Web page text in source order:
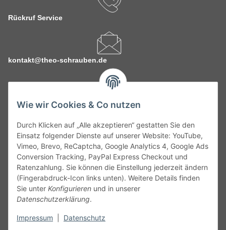
Wie wir Cookies & Co nutzen
Durch Klicken auf „Alle akzeptieren“ gestatten Sie den
Einsatz folgender Dienste auf unserer Website: YouTube,
Vimeo, Brevo, ReCaptcha, Google Analytics 4, Google Ads
Conversion Tracking, PayPal Express Checkout und
Ratenzahlung. Sie können die Einstellung jederzeit ändern
(Fingerabdruck-Icon links unten). Weitere Details finden
Sie unter Konfigurieren und in unserer
Datenschutzerklärung.
Impressum Datenschutz
Rückruf Service
kontakt@theo-schrauben.de
Service
Gesetzliche Informationen
Alle technischen Angaben ohne Gewähr. Irrtümer und fehlerhafte
Angaben vorbehalten. Wenn Sie Datenblätter oder spezielle
unseren Kundenservice. Abbildungen der Artikel können